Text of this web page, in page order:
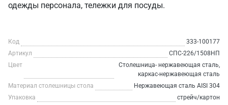
одежды персонала, тележки для посуды.
Код
333-100177
Артикул
СПС-226/1508НП
Цвет
Столешница- нержавеющая сталь,
каркас-нержавеющая сталь
Материал столешницы стола
Нержавеющая сталь AISI 304
Упаковка
стрейч/картон